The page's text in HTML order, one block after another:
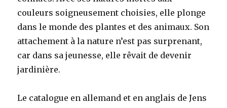
couleurs soigneusement choisies, elle plonge
dans le monde des plantes et des animaux. Son
attachement à la nature n’est pas surprenant,
car dans sa jeunesse, elle rêvait de devenir
jardinière.
Le catalogue en allemand et en anglais de Jens